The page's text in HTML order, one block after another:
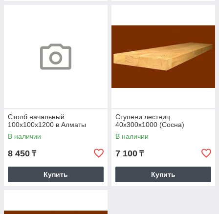
Столб начальный
100х100х1200 в Алматы
В наличии
8 450 ₸
Купить
Ступени лестниц
40х300х1000 (Сосна)
В наличии
7 100 ₸
Купить